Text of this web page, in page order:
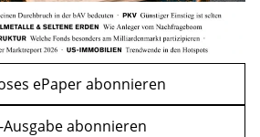
ePaper abonnieren
abonnieren